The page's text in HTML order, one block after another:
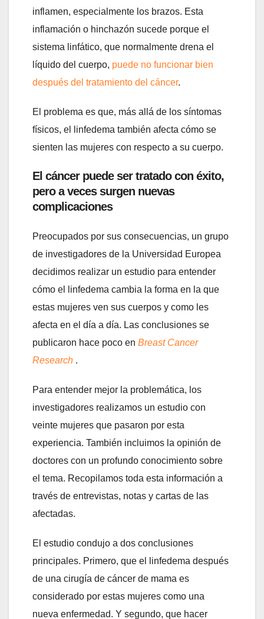
inflamen, especialmente los brazos. Esta
inflamación o hinchazón sucede porque el
sistema linfático, que normalmente drena el
líquido del cuerpo, puede no funcionar bien
después del tratamiento del cáncer.
El problema es que, más allá de los síntomas
físicos, el linfedema también afecta cómo se
sienten las mujeres con respecto a su cuerpo.
El cáncer puede ser tratado con éxito,
pero a veces surgen nuevas
complicaciones
Preocupados por sus consecuencias, un grupo
de investigadores de la Universidad Europea
decidimos realizar un estudio para entender
cómo el linfedema cambia la forma en la que
estas mujeres ven sus cuerpos y como les
afecta en el día a día. Las conclusiones se
publicaron hace poco en Breast Cancer
Research .
Para entender mejor la problemática, los
investigadores realizamos un estudio con
veinte mujeres que pasaron por esta
experiencia. También incluimos la opinión de
doctores con un profundo conocimiento sobre
el tema. Recopilamos toda esta información a
través de entrevistas, notas y cartas de las
afectadas.
El estudio condujo a dos conclusiones
principales. Primero, que el linfedema después
de una cirugía de cáncer de mama es
considerado por estas mujeres como una
nueva enfermedad. Y segundo, que hacer